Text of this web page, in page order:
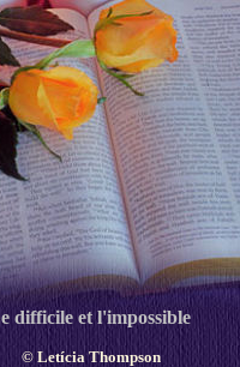
difficile et l'impossible
©Letícia Thompson